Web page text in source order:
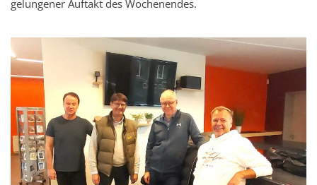
gelungener Auftakt des Wochenendes.